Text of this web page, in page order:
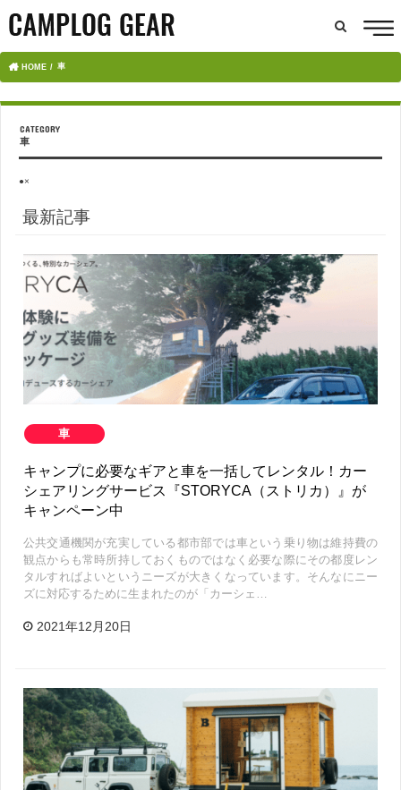
HOME 車
車
●×
最新記事
車
キャンプに必要なギアと車を一括してレンタル！カー
シェアリングサービス『STORYCA（ストリカ）』が
キャンペーン中
公共交通機関が充実している都市部では車という乗り物は維持費の
観点からも常時所持しておくものではなく必要な際にその都度レン
タルすればよいというニーズが大きくなっています。そんなにニー
ズに対応するために生まれたのが「カーシェ…
2021年12月20日